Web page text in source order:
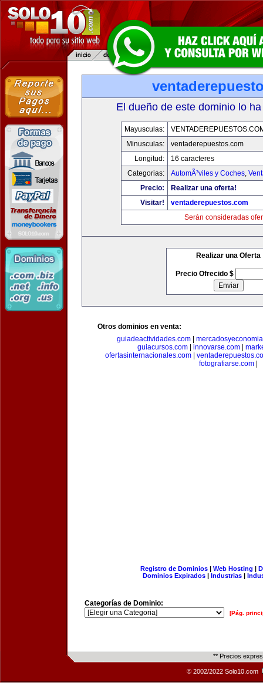
El dueño de este dominio lo
Mayusculas:
Minusculas:
ventaderepuestos.com
Longitud:
16 caracteres
Categorias:
AutomÃ³viles y Coches,
Precio:
Realizar una oferta!
Visitar!
ventaderepuestos.com
Serán consideradas
Realizar una Oferta
Precio Ofrecido $
Otros dominios en venta:
guiadeactividades.com|
guiacursos.com| innovarse.com|
ofertasinternacionales.com|
fotografiarse.com
Registro de Dominios| Web Hosting |
Dominios Expirados | Industrias |
Categorías de Dominio:
[Pág.
** Precios
© 2002/2022 Solo10.com